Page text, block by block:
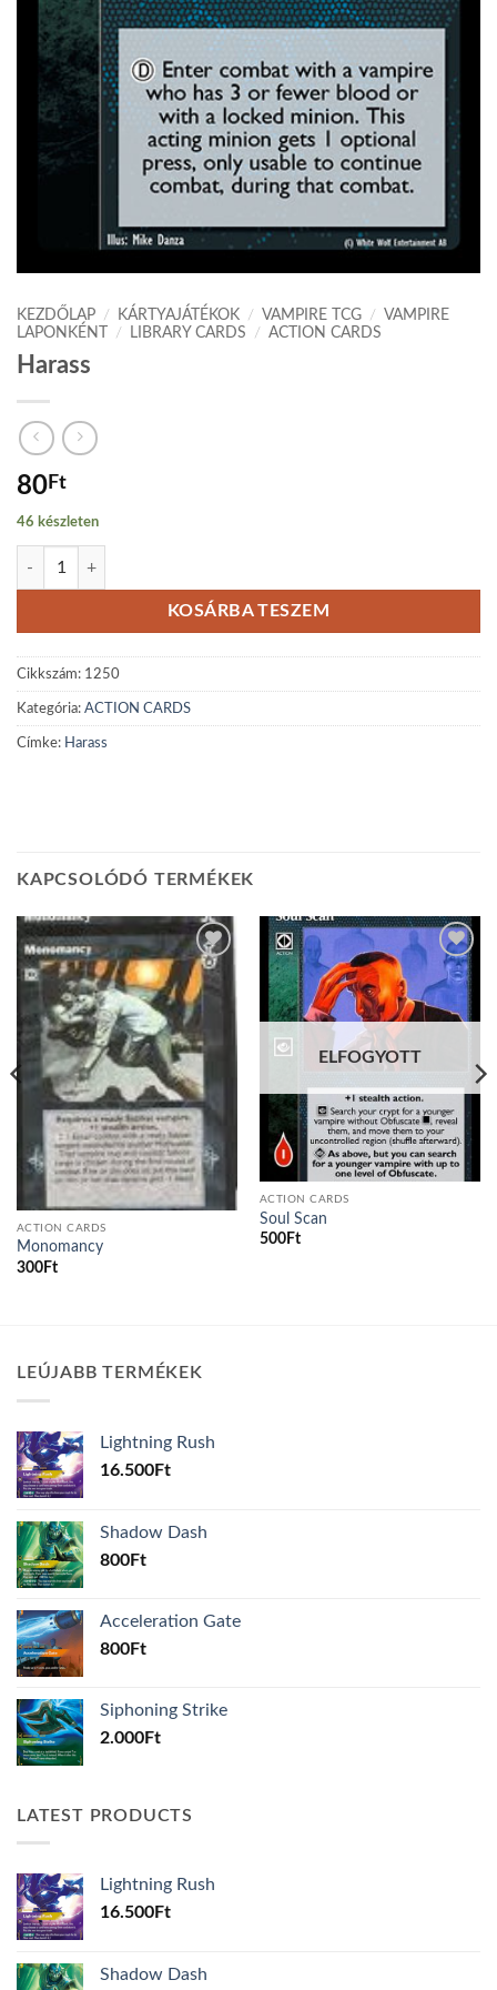
KEZDŐLAP / KÁRTYAJÁTÉKOK / VAMPIRE TCG /
VAMPIRE
LAPONKÉNT
/ LIBRARY CARDS / ACTION CARDS
Harass
80Ft
46 készleten
Harass mennyiség
KOSÁRBA TESZEM
Cikkszám: 1250
Kategória: ACTION CARDS
Címke: Harass
KAPCSOLÓDÓ TERMÉKEK
Add to
wishlist
ACTION CARDS
Monomancy
300Ft
Add to
wishlist
ELFOGYOTT
ACTION CARDS
Soul Scan
500Ft
LEÚJABB TERMÉKEK
Lightning Rush
16.500Ft
Shadow Dash
800Ft
Acceleration Gate
800Ft
Siphoning Strike
2.000Ft
LATEST PRODUCTS
Lightning Rush
16.500Ft
Shadow Dash